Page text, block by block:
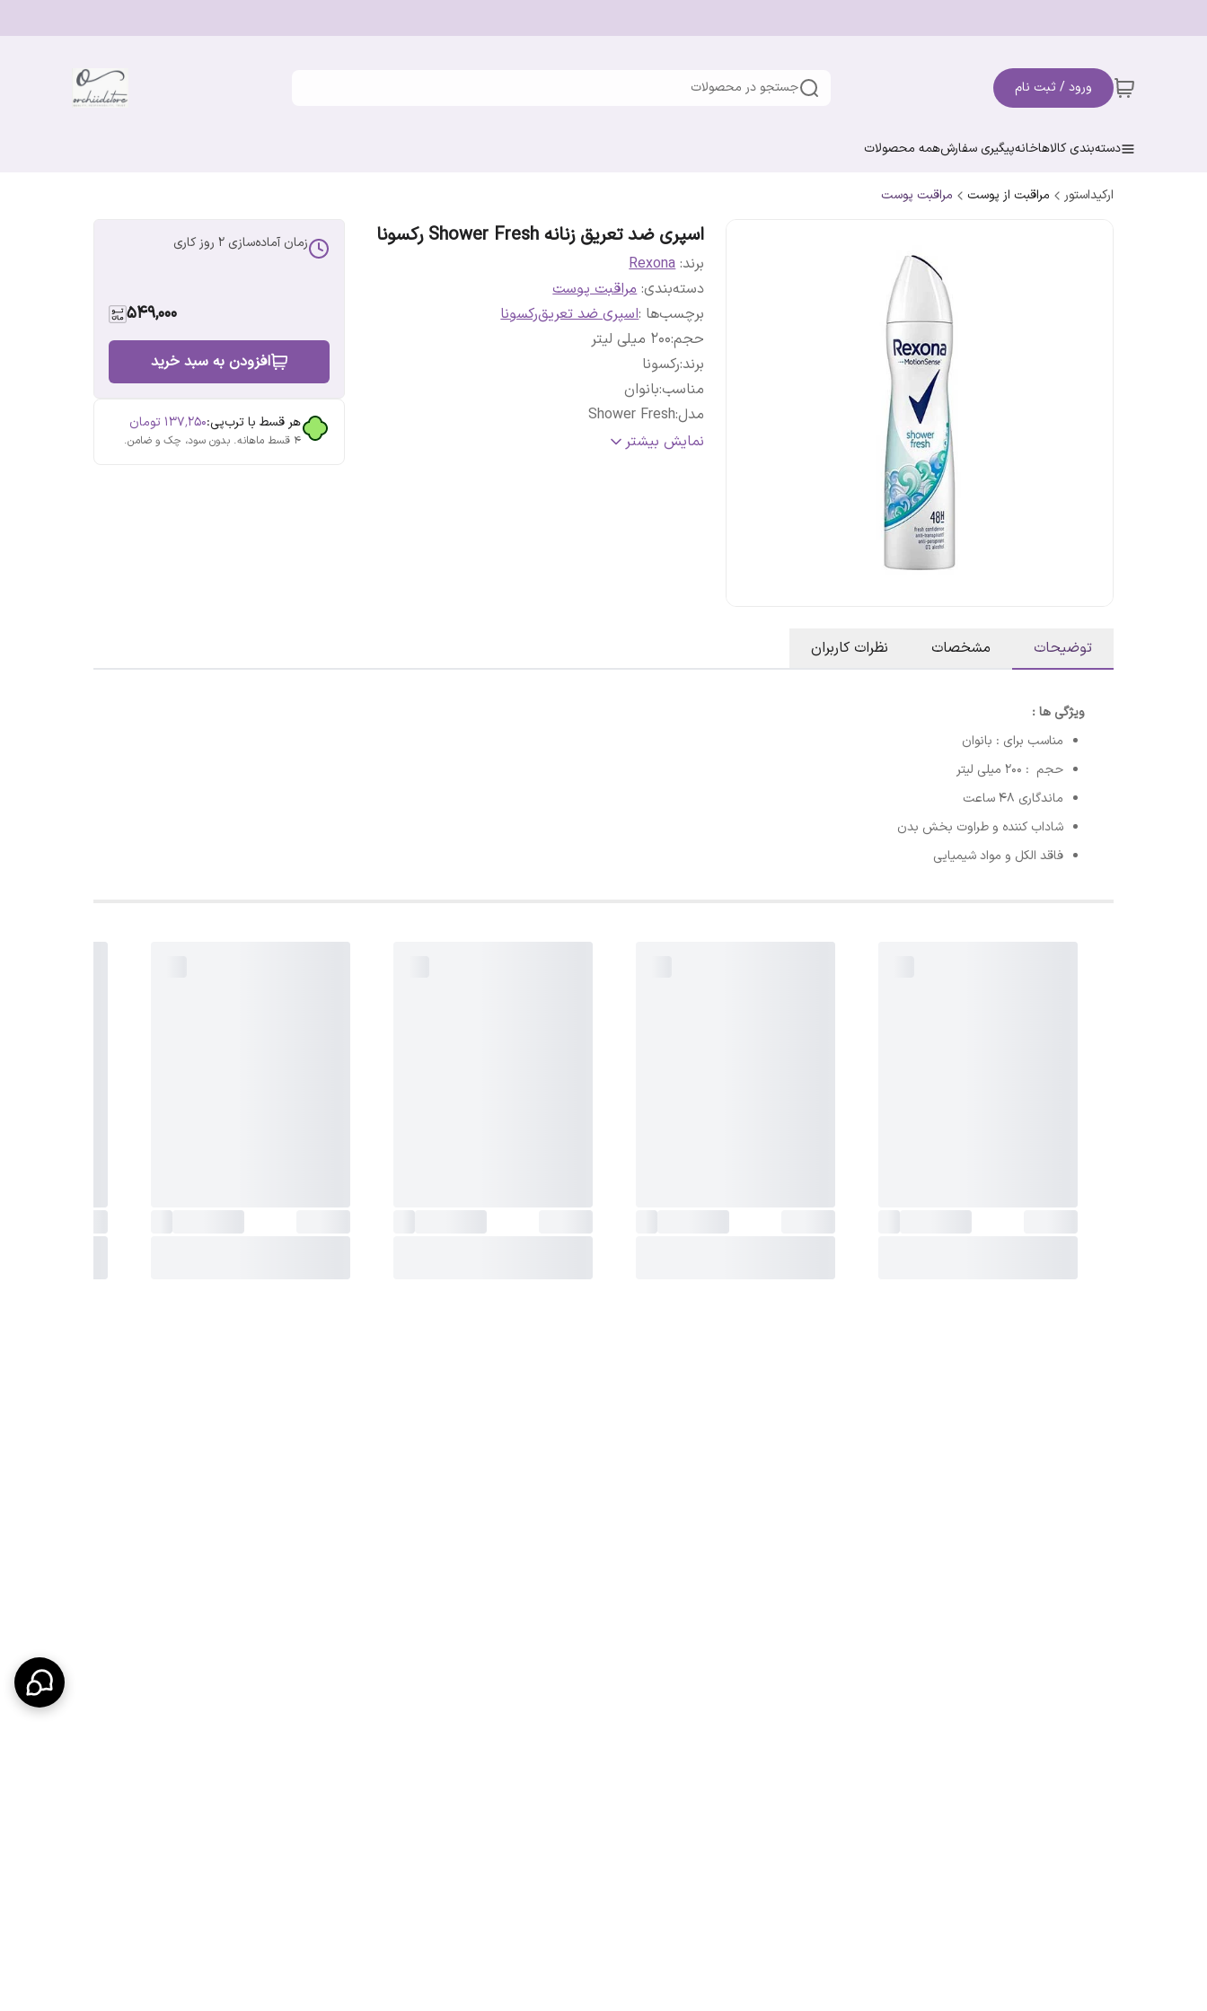
ورود / ثبت نام جستجو در محصولات
دسته‌بندی کالاهاخانهپیگیری سفارشهمه محصولات
ارکیداستور مراقبت از پوست مراقبت پوست
اسپری ضد تعریق زنانه Shower Fresh رکسونا
برند: Rexona
دسته‌بندی:مراقبت پوست
برچسب‌ها :اسپری ضد تعریقرکسونا
حجم:200 میلی لیتر
برند:رکسونا
مناسب:بانوان
مدل:
Shower Fresh
سری:
MotionSense
نمایش بیشتر
زمان آماده‌سازی 2 روز کاری
549,000
افزودن به سبد خرید
هر قسط با ترب‌پی:۱۳۷٬۲۵۰تومان
۴ قسط ماهانه. بدون سود، چک و ضامن.
توضیحات مشخصات نظرات کاربران
ویژگی ها :
مناسب برای : بانوان
حجم : 200 میلی لیتر
ماندگاری 48 ساعت
شاداب کننده و طراوت بخش بدن
فاقد الکل و مواد شیمیایی